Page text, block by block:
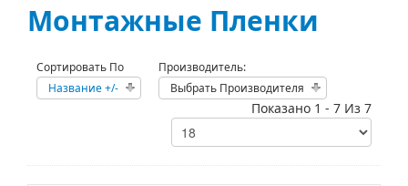
Монтажные Пленки
Сортировать По
Название +/-
Производитель:
Выбрать Производителя
Показано 1 - 7 Из 7